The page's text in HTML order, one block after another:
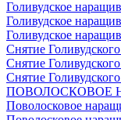
Голивудское
Голивудское
Голивудское
Снятие
Снятие
Снятие
ПОВОЛОСКОВОЕ
Поволосковое